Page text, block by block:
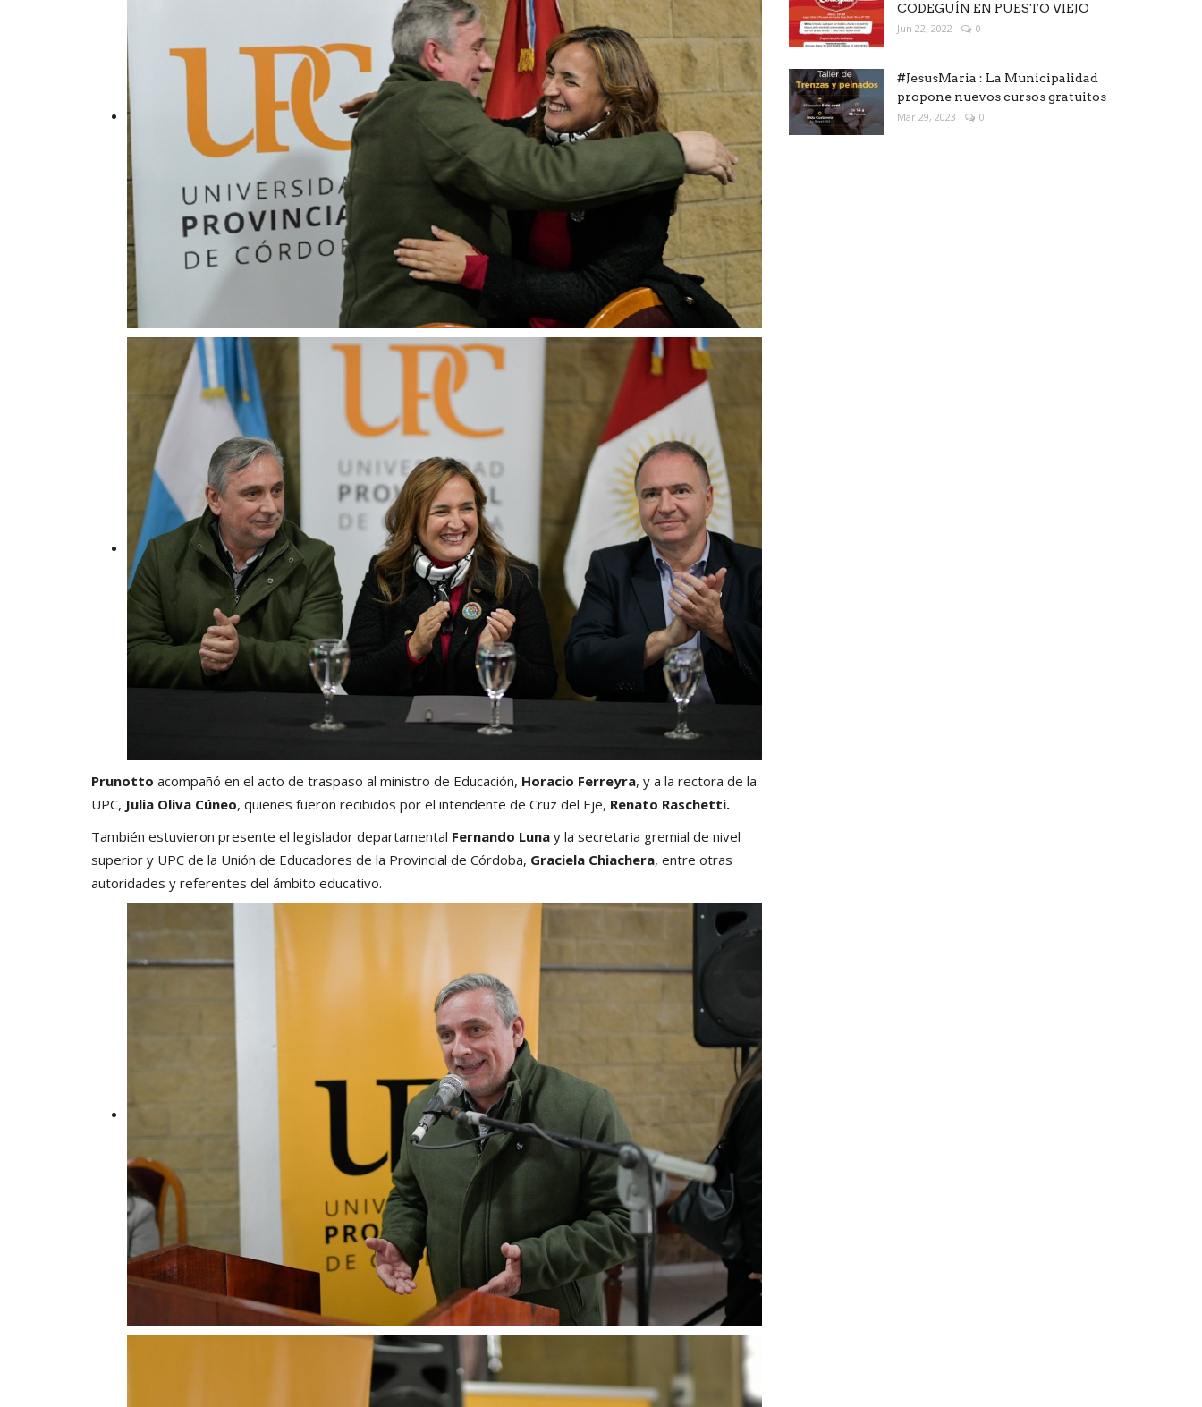
Prunotto acompañó en el acto de traspaso al ministro de Educación, Horacio Ferreyra, y a la rectora de la
UPC, Julia Oliva Cúneo, quienes fueron recibidos por el intendente de Cruz del Eje, Renato Raschetti.
También estuvieron presente el legislador departamental Fernando Luna y la secretaria gremial de nivel
superior y UPC de la Unión de Educadores de la Provincial de Córdoba, Graciela Chiachera, entre otras
autoridades y referentes del ámbito educativo.
CODEGUÍN EN PUESTO VIEJO
Jun 22, 2022 0
#JesusMaria : La Municipalidad
propone nuevos cursos gratuitos
Mar 29, 2023 0